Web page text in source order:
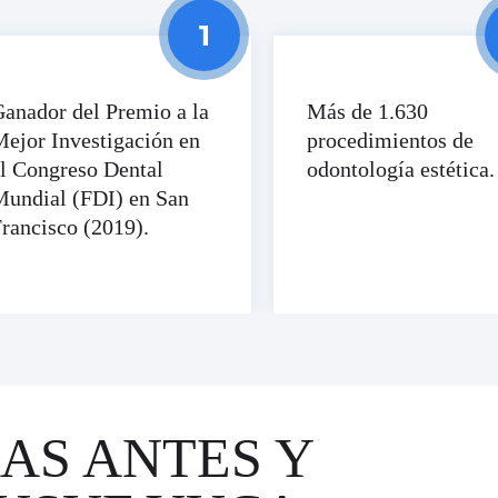
del Premio a la
Investigación en
Congreso Dental
(FDI) en San
(2019).
Más de 1.630
procedimientos de
odontología estética.
ANTES Y